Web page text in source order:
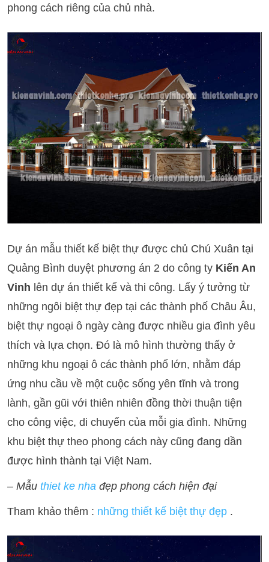
phong cách riêng của chủ nhà.
Dự án mẫu thiết kế biệt thự được chủ Chú Xuân tại
Quảng Bình duyệt phương án 2 do công ty Kiến An
Vinh lên dự án thiết kế và thi công. Lấy ý tưởng từ
những ngôi biệt thự đẹp tại các thành phố Châu Âu,
biệt thự ngoại ô ngày càng được nhiều gia đình yêu
thích và lựa chọn. Đó là mô hình thường thấy ở
những khu ngoại ô các thành phố lớn, nhằm đáp
ứng nhu cầu về một cuộc sống yên tĩnh và trong
lành, gần gũi với thiên nhiên đồng thời thuận tiện
cho công việc, di chuyển của mỗi gia đình. Những
khu biệt thự theo phong cách này cũng đang dần
được hình thành tại Việt Nam.
– Mẫu thiet ke nha đẹp phong cách hiện đại
Tham khảo thêm : những thiết kế biệt thự đẹp .